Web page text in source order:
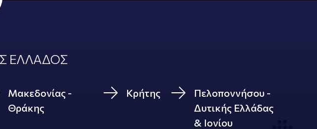
ΕΛΛΑΔΟΣ
Μακεδονίας -
Θράκης
Κρήτης
Πελοποννήσου -
Δυτικής Ελλάδας
& Ιονίου